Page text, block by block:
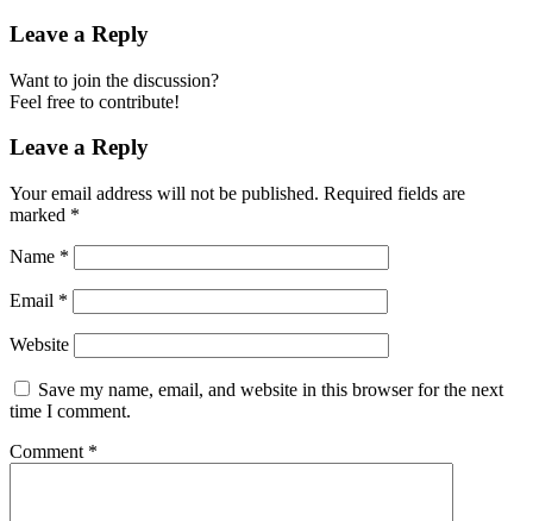
Leave a Reply
Want to join the discussion?
Feel free to contribute!
Leave a Reply
Your email address will not be published. Required fields are
marked *
Name *
Email *
Website
Save my name, email, and website in this browser for the next
time I comment.
Comment *